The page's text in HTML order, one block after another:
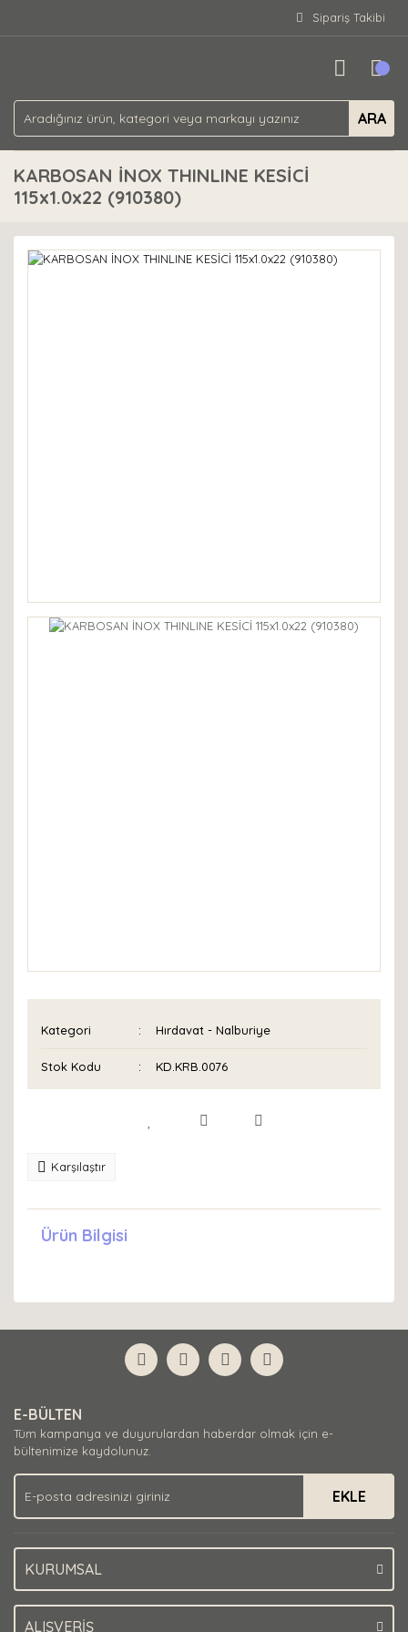
Sipariş Takibi
ARA
KARBOSAN İNOX THINLINE KESİCİ
115x1.0x22 (910380)
Kategori Hırdavat - Nalburiye
Stok Kodu KD.KRB.0076
Karşılaştır
Ürün Bilgisi
E-BÜLTEN
Tüm kampanya ve duyurulardan haberdar olmak için e-
bültenimize kaydolunuz.
EKLE
KURUMSAL
ALIŞVERİŞ